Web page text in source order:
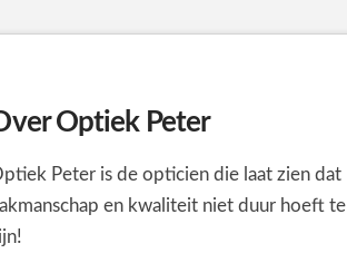
Optiek Peter
Peter is de opticien die laat zien dat
en kwaliteit niet duur hoeft te